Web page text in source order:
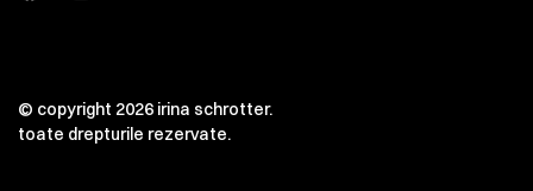
© copyright 2026 irina schrotter.
toate drepturile rezervate.